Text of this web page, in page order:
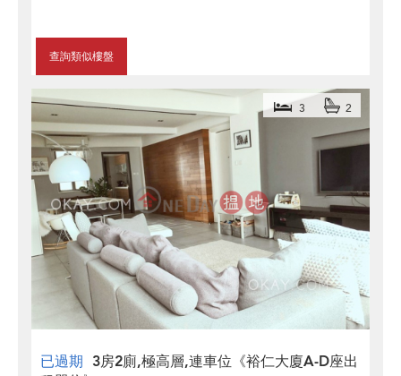
查詢類似樓盤
已過期 3房2廁,極高層,連車位《裕仁大廈A-D座出
3 2